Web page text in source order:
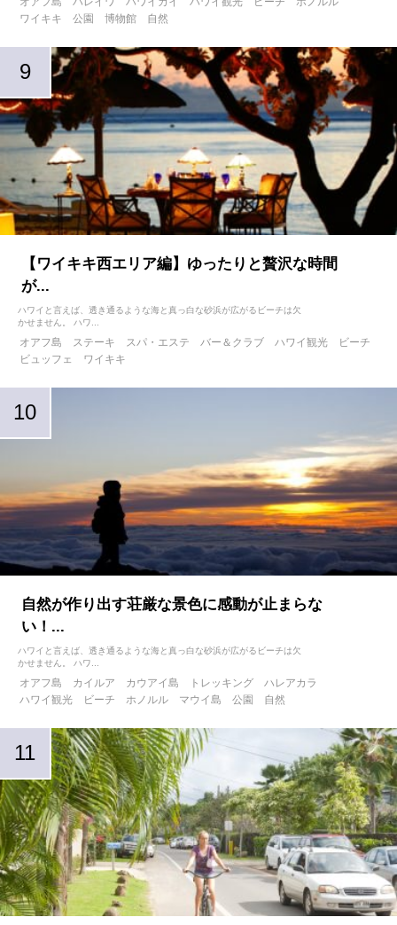
ワイキキ
公園 博物館 自然
【ワイキキ西エリア編】ゆったりと贅沢な時間
が...
ハワイと言えば、透き通るような海と真っ白な砂浜が広がるビーチは欠
かせません。 ハワ...
オアフ島 ステーキ スパ・エステ バー＆クラブ ハワイ観光
ビーチ
ビュッフェ
ワイキキ
自然が作り出す荘厳な景色に感動が止まらな
い！...
ハワイと言えば、透き通るような海と真っ白な砂浜が広がるビーチは欠
かせません。 ハワ...
オアフ島 カイルア カウアイ島 トレッキング
ハレアカラ
ハワイ観光
ビーチ ホノルル マウイ島 公園 自然